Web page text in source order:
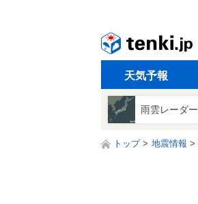
天気予報
雨雲レーダー
トップ 地震情報